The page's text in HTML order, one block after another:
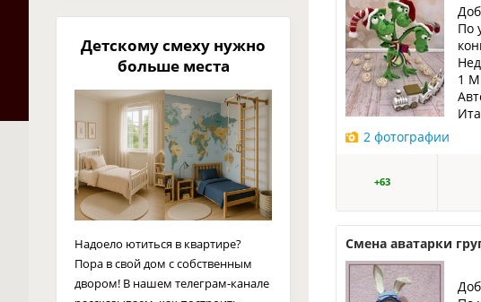
По
1
2 фотографии
+63
Смена аватарки
Детскому смеху нужно
больше места
Надоело ютиться в квартире?
Пора в свой дом с собственным
двором! В нашем телеграм-канале